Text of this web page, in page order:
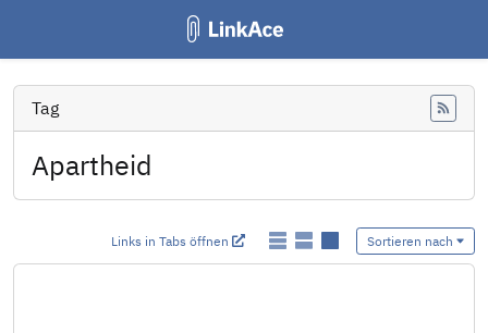
Tag
Apartheid
Links in Tabs öffnen Sortieren nach